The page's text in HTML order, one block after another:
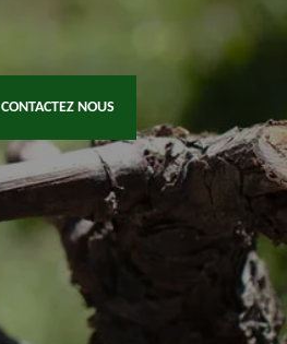
CONTACTEZ NOUS